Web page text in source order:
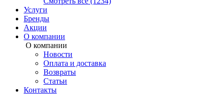
Услуги
Бренды
Акции
О компании
О компании
Новости
Оплата и доставка
Возвраты
Статьи
Контакты